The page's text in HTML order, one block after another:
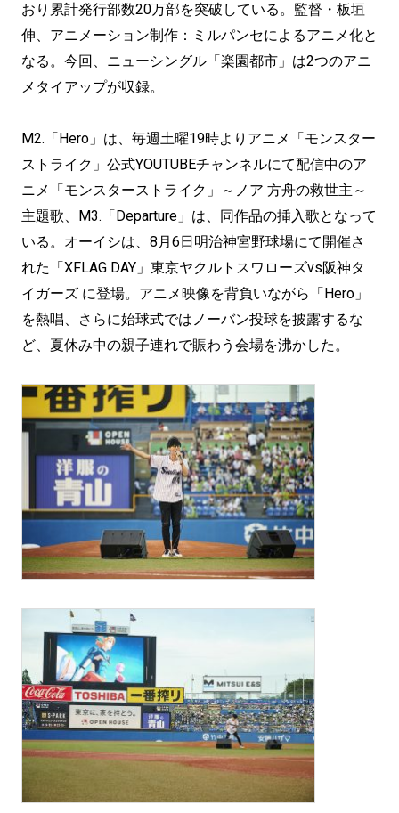
おり累計発行部数20万部を突破している。監督・板垣
伸、アニメーション制作：ミルパンセによるアニメ化と
なる。今回、ニューシングル「楽園都市」は2つのアニ
メタイアップが収録。
M2.「Hero」は、毎週土曜19時よりアニメ「モンスター
ストライク」公式YOUTUBEチャンネルにて配信中のア
ニメ「モンスターストライク」～ノア 方舟の救世主～
主題歌、M3.「Departure」は、同作品の挿入歌となって
いる。オーイシは、8月6日明治神宮野球場にて開催さ
れた「XFLAG DAY」東京ヤクルトスワローズvs阪神タ
イガーズ に登場。アニメ映像を背負いながら「Hero」
を熱唱、さらに始球式ではノーバン投球を披露するな
ど、夏休み中の親子連れで賑わう会場を沸かした。